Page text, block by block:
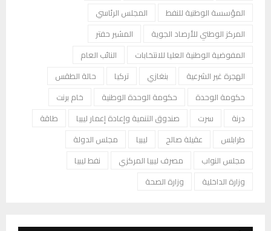
المؤسسة الوطنية للنفط
المجلس الرئاسي
المركز الوطني للأرصاد الجوية
المشير حفتر
المفوضية الوطنية العليا للانتخابات
النائب العام
الهجرة غير الشرعية
بنغازي تركيا
حالة الطقس
حكومة الوحدة
حكومة الوحدة الوطنية
خام برنت
درنة
سرت صندوق التنمية وإعادة إعمار ليبيا
طاقة
طرابلس
عقيلة صالح ليبيا
مجلس الدولة
مجلس النواب
مصرف ليبيا المركزي
نفط ليبيا
وزارة الداخلية
وزارة الصحة